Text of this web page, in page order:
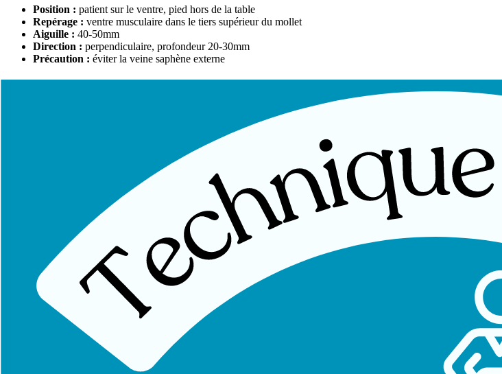
Position : patient sur le ventre, pied hors de la table
Repérage : ventre musculaire dans le tiers supérieur du mollet
Aiguille : 40-50mm
Direction : perpendiculaire, profondeur 20-30mm
Précaution : éviter la veine saphène externe
sous les gastrocnémiens, accessible latéralement
50-75mm (muscle plus profond)
approche latérale pour éviter les vaisseaux
artère tibiale postérieure dans le compartiment profond
Indications Principales
Tendinopathie d'Achille :
corporéale ou insertionnelle
Crampes nocturnes :
Syndrome des loges :
(forme chronique)
Douleur du talon :(diagnostic différentiel avec fasciite)
Claquage musculaire :
(phase de remodelage)
Périostite tibiale : (composante musculaire)
Précautions
Veine saphène externe :
visible sous la peau, à éviter
Artère tibiale postérieure :
profonde, entre soléaire et tibial postérieur
accompagne l'artère tibiale postérieure